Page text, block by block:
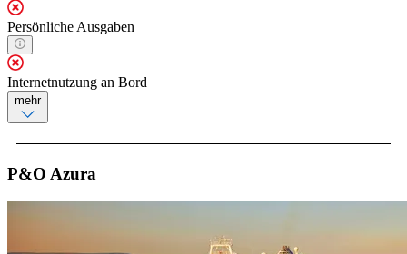
Persönliche Ausgaben
Internetnutzung an Bord
mehr
P&O Azura